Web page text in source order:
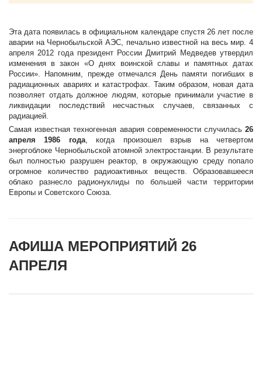
Эта дата появилась в официальном календаре спустя 26 лет после
аварии на Чернобыльской АЭС, печально известной на весь мир. 4
апреля 2012 года президент России Дмитрий Медведев утвердил
изменения в закон «О днях воинской славы и памятных датах
России». Напомним, прежде отмечался День памяти погибших в
радиационных авариях и катастрофах. Таким образом, новая дата
позволяет отдать должное людям, которые принимали участие в
ликвидации последствий несчастных случаев, связанных с
радиацией.
Самая известная техногенная авария современности случилась 26
апреля 1986 года, когда произошел взрыв на четвертом
энергоблоке Чернобыльской атомной электростанции. В результате
был полностью разрушен реактор, в окружающую среду попало
огромное количество радиоактивных веществ. Образовавшееся
облако разнесло радионуклиды по большей части территории
Европы и Советского Союза.
АФИША МЕРОПРИЯТИЙ 26
АПРЕЛЯ